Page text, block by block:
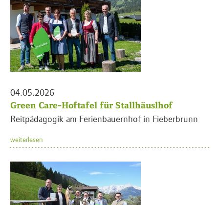
04.05.2026
Green Care-Hoftafel für Stallhäuslhof
Reitpädagogik am Ferienbauernhof in Fieberbrunn
weiterlesen